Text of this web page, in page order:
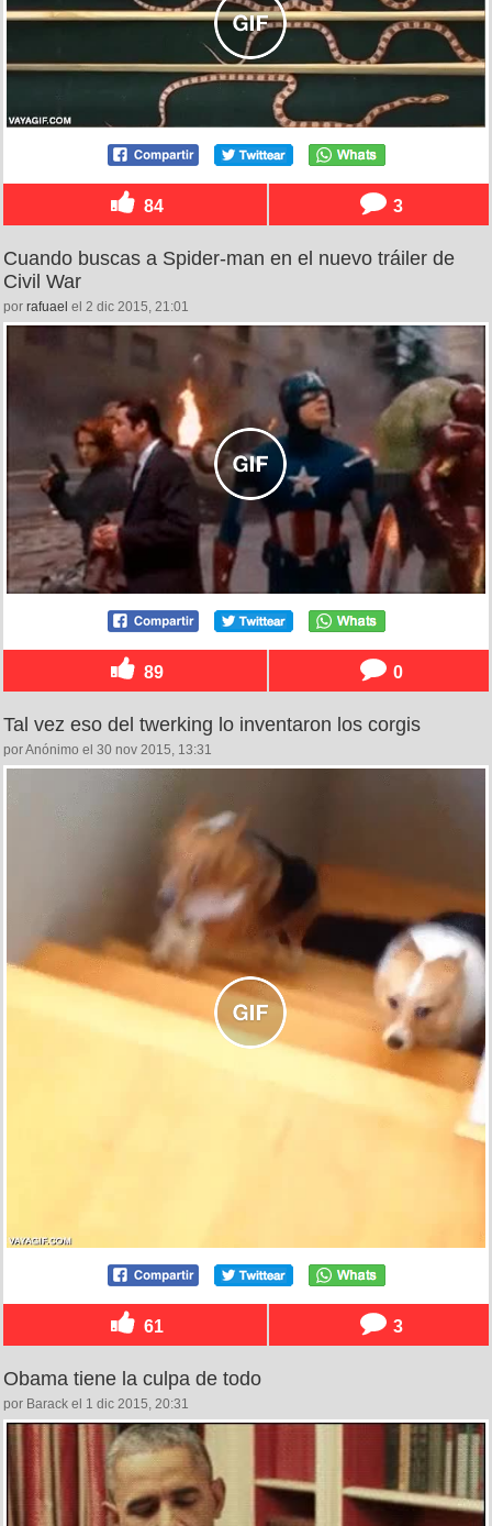
84 3
Cuando buscas a Spider-man en el nuevo tráiler de
Civil War
por rafuael el 2 dic 2015, 21:01
89 0
Tal vez eso del twerking lo inventaron los corgis
por Anónimo el 30 nov 2015, 13:31
61 3
Obama tiene la culpa de todo
por Barack el 1 dic 2015, 20:31